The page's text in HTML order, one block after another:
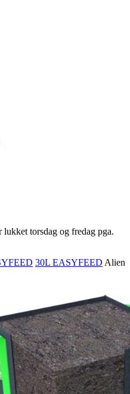
torsdag og fredag pga.
30L EASYFEED Alien